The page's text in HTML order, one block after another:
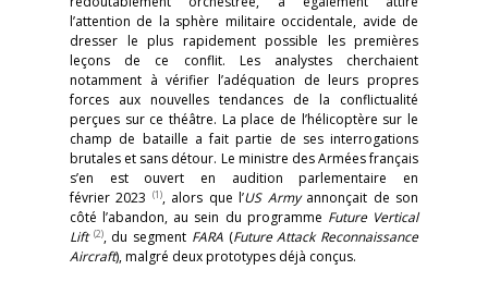
l’attention de la sphère militaire occidentale, avide de
dresser le plus rapidement possible les premières
leçons de ce conflit. Les analystes cherchaient
notamment à vérifier l’adéquation de leurs propres
forces aux nouvelles tendances de la conflictualité
perçues sur ce théâtre. La place de l’hélicoptère sur le
champ de bataille a fait partie de ses interrogations
brutales et sans détour. Le ministre des Armées français
s’en est ouvert en audition parlementaire en
février 2023 (1), alors que l’US Army annonçait de son
côté l’abandon, au sein du programme Future Vertical
Lift (2), du segment FARA(Future Attack Reconnaissance
Aircraft), malgré deux prototypes déjà conçus.